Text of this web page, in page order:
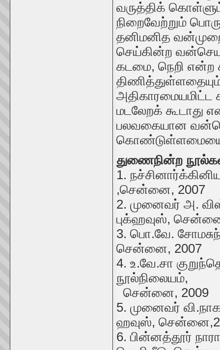
வருத்திக்
நிறைவேற்றும்
தனிமனித
செய்கின்ற
கடமை, நெறி என்ற
அதிகாரமையமிட்ட
மடலேறக் கூடாது
பலவகையான
கொண்டுள்ளமையைச்
துணைநின்ற
1.
,சென்னை, 2007
2. முனைவர் அ.
புக்ஹவுஸ்,
3. பொ.வே.
சென்னை, 2007
4. உ.வே.சா
நூல்நிலையம்,
சென்னை, 2009
5. முனைவர்
ஹவுஸ்,
6. பின்னத்தூர்